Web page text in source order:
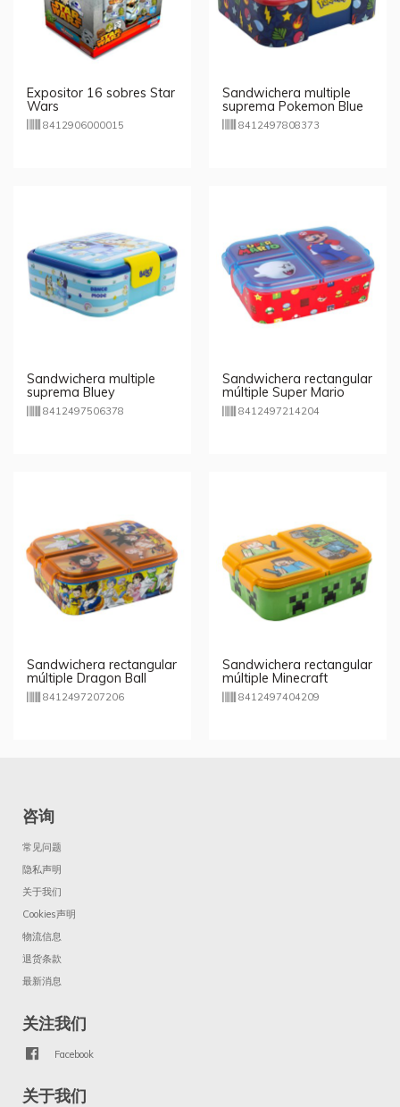
Expositor 16 sobres Star
Wars
8412906000015
Sandwichera multiple
suprema Pokemon Blue
Team8412497808373
Sandwichera multiple
suprema Bluey
8412497506378
Sandwichera rectangular
múltiple Super Mario
8412497214204
Sandwichera rectangular
múltiple Dragon Ball
Super8412497207206
Sandwichera rectangular
múltiple Minecraft
8412497404209
咨询
常见问题
隐私声明
关于我们
Cookies声明
物流信息
退货条款
最新消息
关注我们
Facebook
关于我们